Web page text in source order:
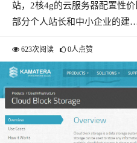
站，2核4g的云服务器配置性
部分个人站长和中小企业的建
623次阅读 0人点赞